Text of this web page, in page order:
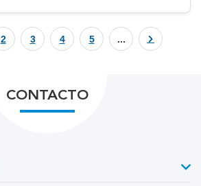
2 3 4 5 ...
CONTACTO